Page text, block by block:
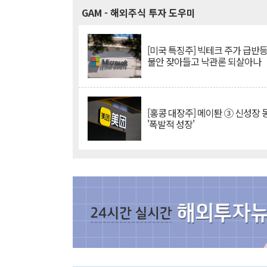
GAM - 해외주식 투자 도우미
[미국 특징주] 빅테크 주가 급반
불안 잦아들고 낙관론 되살아나
[홍콩 대장주] 메이퇀 ③ 신성장
'폭발적 성장'